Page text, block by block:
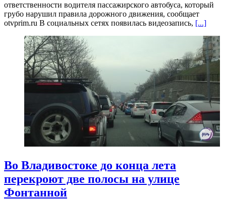
ответственности водителя пассажирского автобуса, который
грубо нарушил правила дорожного движения, сообщает
otvprim.ru В социальных сетях появилась видеозапись, [...]
Во Владивостоке до конца лета
перекроют две полосы на улице
Фонтанной